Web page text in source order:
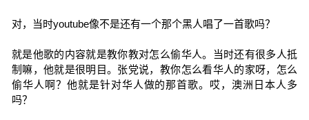
对，当时youtube像不是还有一个那个黑人唱了一首歌吗？
就是他歌的内容就是教你教对怎么偷华人。当时还有很多人抵
制嘛，他就是很明目。张党说，教你怎么看华人的家呀，怎么
偷华人啊？他就是针对华人做的那首歌。哎，澳洲日本人多
吗？